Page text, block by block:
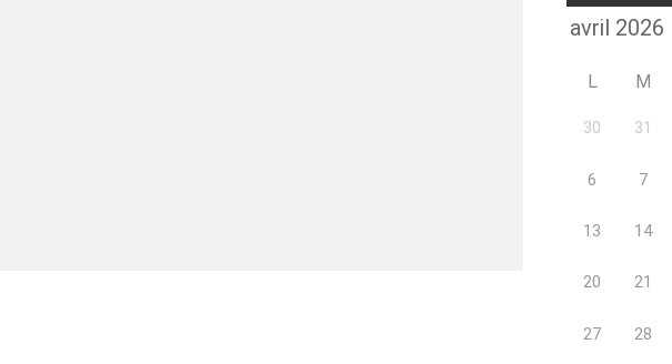
L M
30 31
6 7
13 14
20 21
27 28